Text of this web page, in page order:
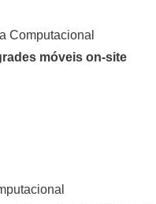
Computacional
móveis on-site